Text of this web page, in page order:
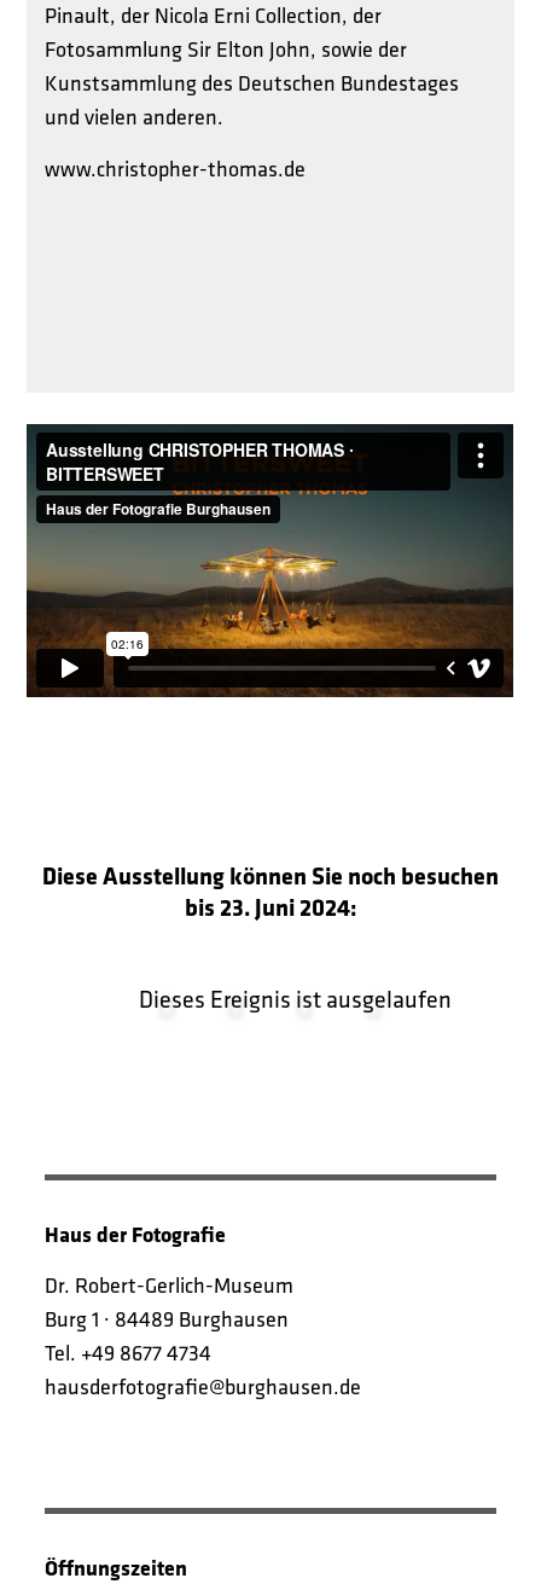
Pinault, der Nicola Erni Collection, der
Fotosammlung Sir Elton John, sowie der
Kunstsammlung des Deutschen Bundestages
und vielen anderen.
www.christopher-thomas.de
Diese Ausstellung können Sie noch besuchen
bis 23. Juni 2024:
0 0 0 0
Dieses Ereignis ist ausgelaufen
Haus der Fotografie
Dr. Robert-Gerlich-Museum
Burg 1 ∙ 84489 Burghausen
Tel. +49 8677 4734
hausderfotografie@burghausen.de
Öffnungszeiten